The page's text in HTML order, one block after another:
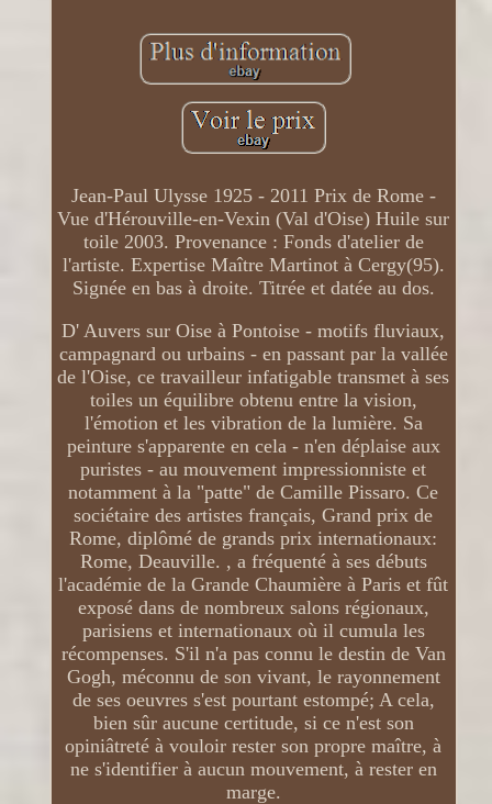
Jean-Paul Ulysse 1925 - 2011 Prix de Rome -
Vue d'Hérouville-en-Vexin (Val d'Oise) Huile sur
toile 2003. Provenance : Fonds d'atelier de
l'artiste. Expertise Maître Martinot à Cergy(95).
Signée en bas à droite. Titrée et datée au dos.
D' Auvers sur Oise à Pontoise - motifs fluviaux,
campagnard ou urbains - en passant par la vallée
de l'Oise, ce travailleur infatigable transmet à ses
toiles un équilibre obtenu entre la vision,
l'émotion et les vibration de la lumière. Sa
peinture s'apparente en cela - n'en déplaise aux
puristes - au mouvement impressionniste et
notamment à la "patte" de Camille Pissaro. Ce
sociétaire des artistes français, Grand prix de
Rome, diplômé de grands prix internationaux:
Rome, Deauville. , a fréquenté à ses débuts
l'académie de la Grande Chaumière à Paris et fût
exposé dans de nombreux salons régionaux,
parisiens et internationaux où il cumula les
récompenses. S'il n'a pas connu le destin de Van
Gogh, méconnu de son vivant, le rayonnement
de ses oeuvres s'est pourtant estompé; A cela,
bien sûr aucune certitude, si ce n'est son
opiniâtreté à vouloir rester son propre maître, à
ne s'identifier à aucun mouvement, à rester en
marge.